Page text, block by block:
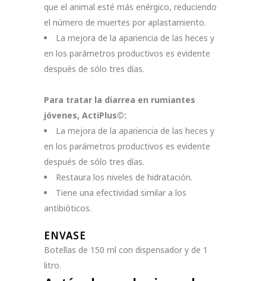
que el animal esté más enérgico, reduciendo
el número de muertes por aplastamiento.
La mejora de la apariencia de las heces y
en los parámetros productivos es evidente
después de sólo tres días.
Para tratar la diarrea en rumiantes
jóvenes, ActiPlus©:
La mejora de la apariencia de las heces y
en los parámetros productivos es evidente
después de sólo tres días.
Restaura los niveles de hidratación.
Tiene una efectividad similar a los
antibióticos.
ENVASE
Botellas de 150 ml con dispensador y de 1
litro.